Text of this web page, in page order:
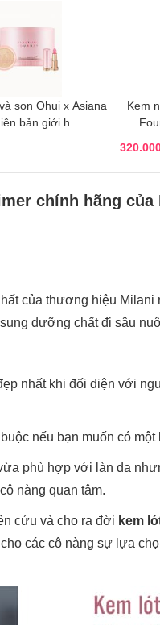
son Ohui x Asiana
bản giới h...
Kem
chính hãng
của thương hiệu Milani
dưỡng chất đi sâu
nhất khi đối diện với
nếu bạn muốn có một
phù hợp với làn da
nàng quan tâm.
cứu và cho ra đời kem
các cô nàng sự lựa